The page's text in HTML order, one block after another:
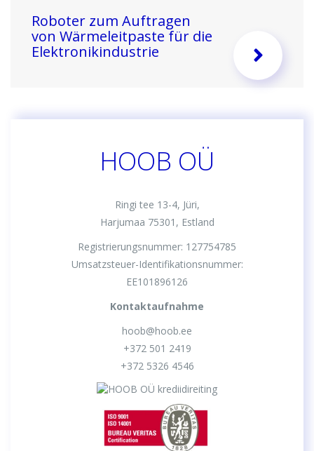
Roboter zum Auftragen
von Wärmeleitpaste für die
Elektronikindustrie
HOOB OÜ
Ringi tee 13-4, Jüri,
Harjumaa 75301, Estland
Registrierungsnummer: 127754785
Umsatzsteuer-Identifikationsnummer:
EE101896126
Kontaktaufnahme
hoob@hoob.ee
+372 501 2419
+372 5326 4546